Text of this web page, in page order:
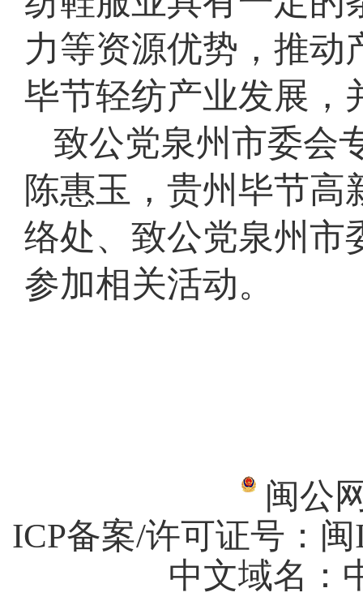
力等资源优势，推动
毕节轻纺产业发展，
致公党泉州市委会
陈惠玉，贵州毕节高
络处、致公党泉州市
参加相关活动。
闽公
ICP备案/许可证号： 闽
中文域名：